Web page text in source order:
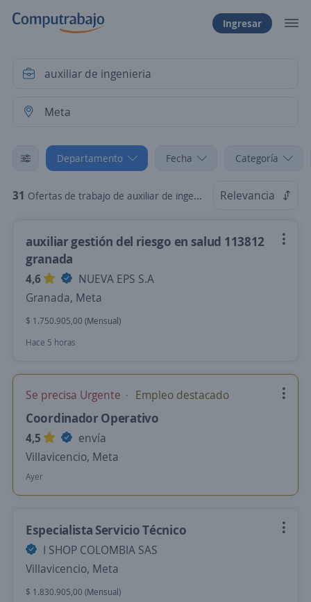
Ingresar
Departamento Fecha Categoría
31 Ofertas de trabajo de auxiliar de ingenieria en Meta Relevancia
auxiliar gestión del riesgo en salud 113812
granada
4,6
NUEVA EPS S.A
Granada, Meta
$ 1.750.905,00 (Mensual)
Hace 5 horas
Se precisa Urgente Empleo destacado
Coordinador Operativo
4,5
envía
Villavicencio, Meta
Ayer
Especialista Servicio Técnico
I SHOP COLOMBIA SAS
Villavicencio, Meta
$ 1.830.905,00 (Mensual)